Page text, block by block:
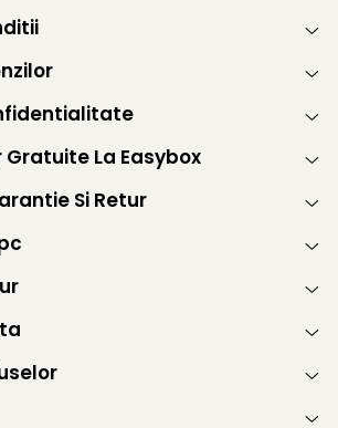
Gratuite La Easybox
Si Retur